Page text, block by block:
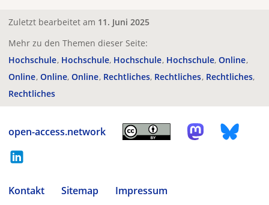
Zuletzt bearbeitet am 11. Juni 2025
Mehr zu den Themen dieser Seite:
Hochschule Hochschule Hochschule Hochschule Online
Online Online Online Rechtliches Rechtliches Rechtliches
Rechtliches
open-access.network
Kontakt Sitemap
Impressum